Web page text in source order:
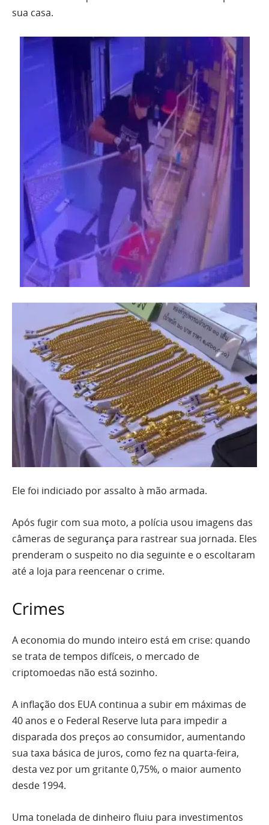
sua casa.
Ele foi indiciado por assalto à mão armada.
Após fugir com sua moto, a polícia usou imagens das
câmeras de segurança para rastrear sua jornada. Eles
prenderam o suspeito no dia seguinte e o escoltaram
até a loja para reencenar o crime.
Crimes
A economia do mundo inteiro está em crise: quando
se trata de tempos difíceis, o mercado de
criptomoedas não está sozinho.
A inflação dos EUA continua a subir em máximas de
40 anos e o Federal Reserve luta para impedir a
disparada dos preços ao consumidor, aumentando
sua taxa básica de juros, como fez na quarta-feira,
desta vez por um gritante 0,75%, o maior aumento
desde 1994.
Uma tonelada de dinheiro fluiu para investimentos